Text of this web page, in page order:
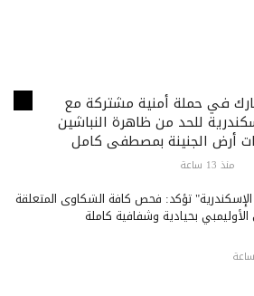
في حملة أمنية مشتركة مع
للحد من ظاهرة النباشين
أرض الجنينة بمصطفى كامل
منذ 13 ساعة
تؤكد: فحص كافة الشكاوى المتعلقة
الأوليمبي بحيادية وشفافية كاملة